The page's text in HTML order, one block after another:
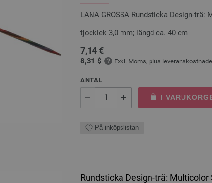
LANA GROSSA Rundsticka Design-trä:
tjocklek 3,0 mm; längd ca. 40 cm
7,14 €
8,31 $ Exkl. Moms, plus
ANTAL
I
På inköpslistan
Rundsticka Design-trä: Multicolor